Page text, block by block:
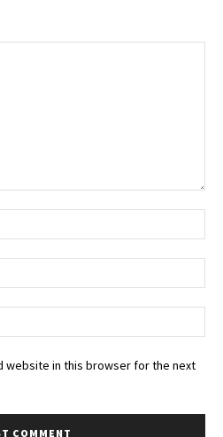
website in this browser for the next